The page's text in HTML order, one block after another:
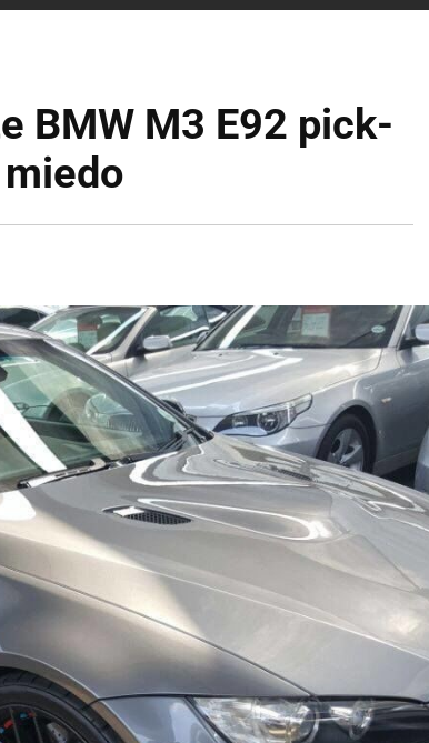
BMW M3 E92 pick-